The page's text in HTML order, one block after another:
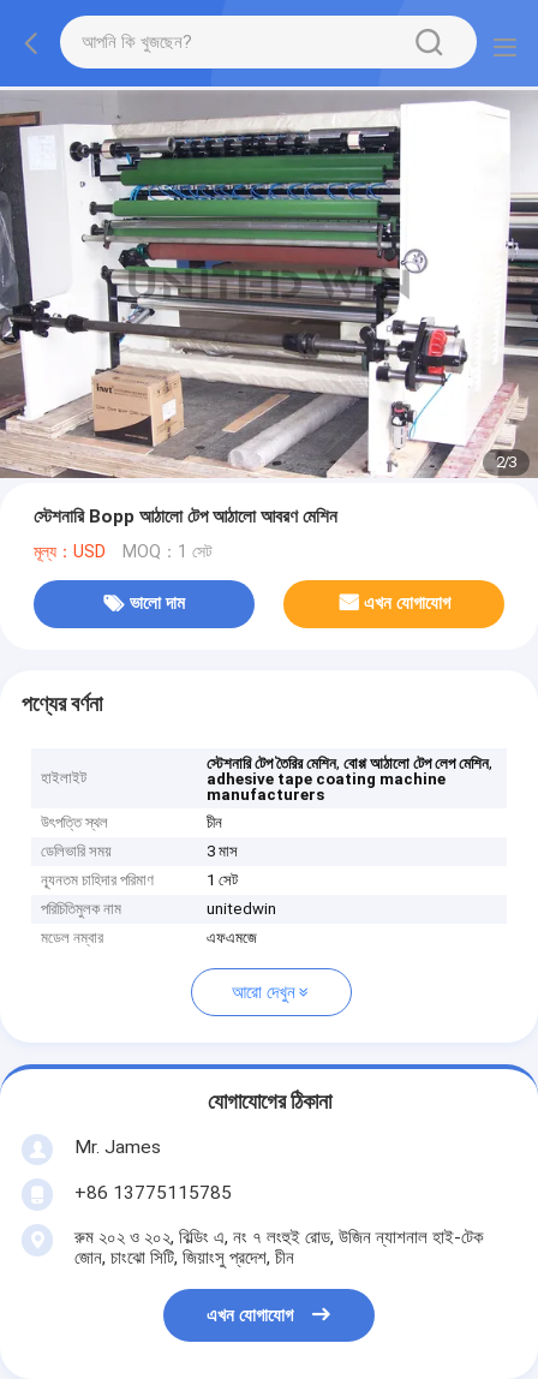
2/3
স্টেশনারি Bopp আঠালো টেপ আঠালো আবরণ মেশিন
মূল্য：USD MOQ：1 সেট
ভালো দাম এখন যোগাযোগ
পণ্যের বর্ণনা
হাইলাইট
স্টেশনারি টেপ তৈরির মেশিন,বোপ্প ​​আঠালো টেপ লেপ মেশিন,
adhesive tape coating machine
manufacturers
উৎপত্তি স্থল
চীন
ডেলিভারি সময়
3 মাস
ন্যূনতম চাহিদার পরিমাণ
1 সেট
পরিচিতিমুলক নাম
unitedwin
মডেল নম্বার
এফএমজে
আরো দেখুন
যোগাযোগের ঠিকানা
Mr. James
+86 13775115785
রুম ২০২ ও ২০২, বিল্ডিং এ, নং ৭ লংহুই রোড, উজিন ন্যাশনাল হাই-টেক
জোন, চাংঝো সিটি, জিয়াংসু প্রদেশ, চীন
এখন যোগাযোগ